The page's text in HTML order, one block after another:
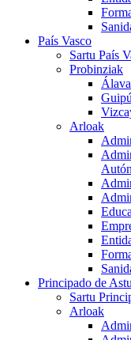
País Vasco
Sartu País
Probinziak
Álava
Arloak
Principado de
Sartu
Arloak